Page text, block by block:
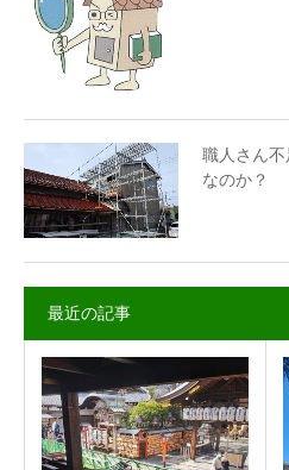
職人さん
なのか？
最近の記事